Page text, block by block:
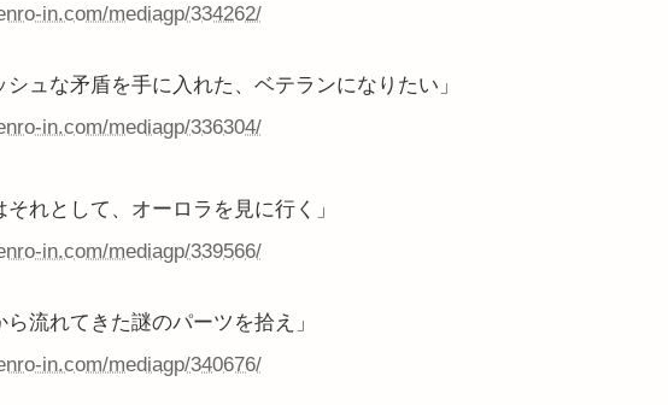
in.com/mediagp/334262/
シュな矛盾を手に入れた、ベテランになりたい」
in.com/mediagp/336304/
それとして、オーロラを見に行く」
in.com/mediagp/339566/
ら流れてきた謎のパーツを拾え」
in.com/mediagp/340676/